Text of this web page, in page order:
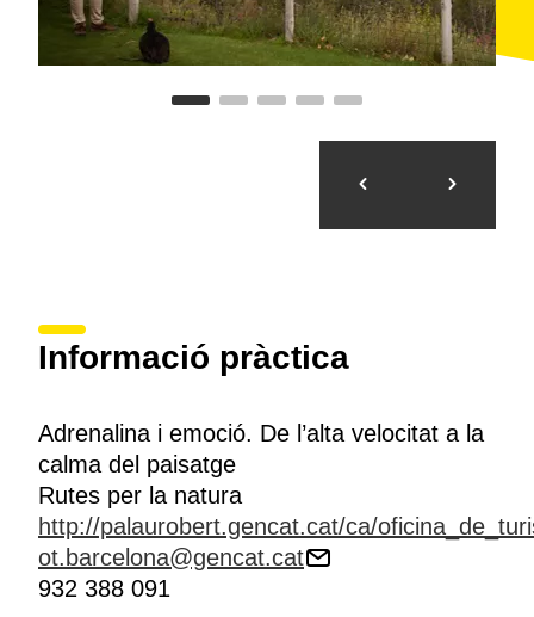
També pots practicar ciclisme de carretera i fer relleus
amb altres ciclistes o accedir als espais restringits del
circuit, en una visita guiada que et permetrà saber
Acaba l'escapada amb un recorregut a peu per la
Barcelona. Sortirem de la
primera magnitud que es va erigir a final del segle X a
partir de l'aqüeducte romà que portava aigua a la
ciutat i que va funcionar fins al segle XIX.
Informació pràctica
Adrenalina i emoció. De l’alta velocitat a la
calma del paisatge
Rutes per la natura
http://palaurobert.gencat.cat/ca/
ot.barcelona@gencat.cat
932 388 091